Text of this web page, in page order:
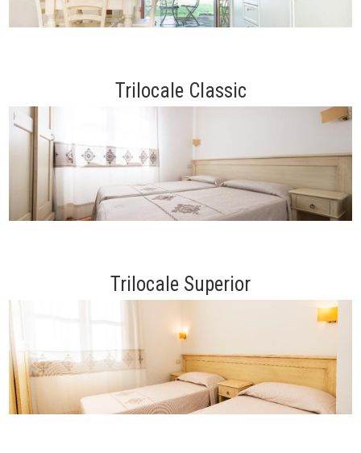
Trilocale Classic
Trilocale Superior